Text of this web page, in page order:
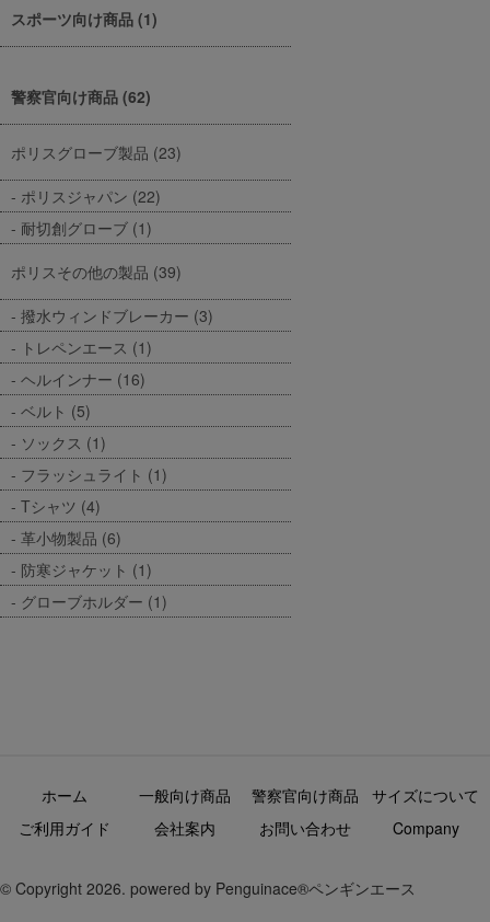
スポーツ向け商品 (1)
警察官向け商品 (62)
ポリスグローブ製品 (23)
ポリスジャパン (22)
耐切創グローブ (1)
ポリスその他の製品 (39)
撥水ウィンドブレーカー (3)
トレペンエース (1)
ヘルインナー (16)
ベルト (5)
ソックス (1)
フラッシュライト (1)
Tシャツ (4)
革小物製品 (6)
防寒ジャケット (1)
グローブホルダー (1)
ホーム 一般向け商品 警察官向け商品
サイズについて
ご利用ガイド
会社案内 お問い合わせ Company
© Copyright 2026. powered by Penguinace®ペンギンエース